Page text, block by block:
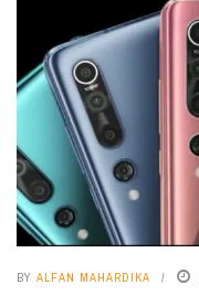
BY ALFAN MAHARDIKA